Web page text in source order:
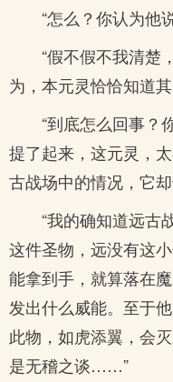
“怎么？你认为他
“假不假不我清楚
为，本元灵恰恰知道
“到底怎么回事？
提了起来，这元灵，
古战场中的情况，它却
“我的确知道远古
这件圣物，远没有这
能拿到手，就算落在
发出什么威能。至于
此物，如虎添翼，会
是无稽之谈……”